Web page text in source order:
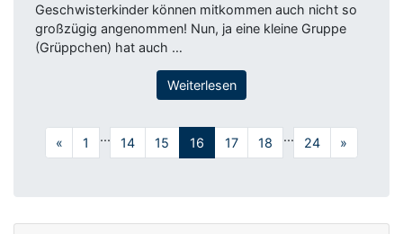
Geschwisterkinder können mitkommen auch nicht so
großzügig angenommen! Nun, ja eine kleine Gruppe
(Grüppchen) hat auch …
Weiterlesen
« 1 ... 14 15 16 17 18 ... 24 »